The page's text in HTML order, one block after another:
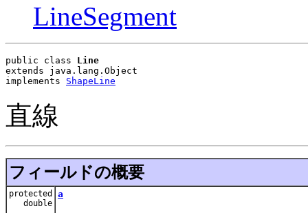
LineSegment
public class Line
extends java.lang.Object
implements ShapeLine
直線
フィールドの概要
protected
double
a